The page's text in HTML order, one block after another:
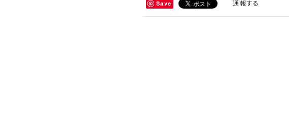
Save 通報する